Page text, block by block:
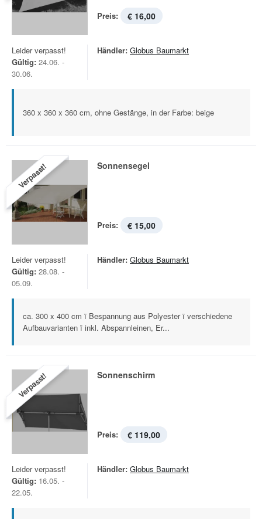
Preis: € 16,00
Leider verpasst!
Gültig: 24.06. -
30.06.
Händler: Globus Baumarkt
360 x 360 x 360 cm, ohne Gestänge, in der Farbe: beige
Verpasst! Sonnensegel
Preis: € 15,00
Leider verpasst!
Gültig: 28.08. -
05.09.
Händler: Globus Baumarkt
ca. 300 x 400 cm ï Bespannung aus Polyester ï verschiedene
Aufbauvarianten ï inkl. Abspannleinen, Er...
Verpasst! Sonnenschirm
Preis: € 119,00
Leider verpasst!
Gültig: 16.05. -
22.05.
Händler: Globus Baumarkt